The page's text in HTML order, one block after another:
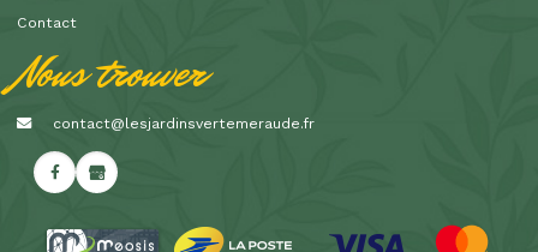
Contact
Nous trouver
contact@lesjardinsvertemeraude.fr